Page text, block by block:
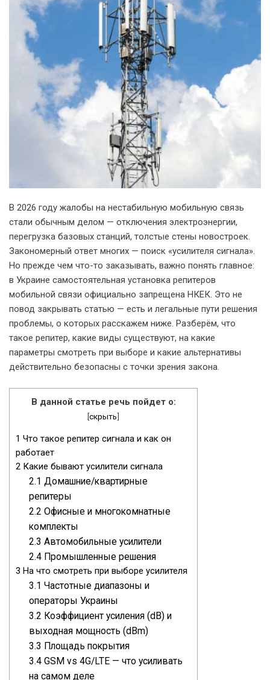
В 2026 году жалобы на нестабильную мобильную связь
стали обычным делом — отключения электроэнергии,
перегрузка базовых станций, толстые стены новостроек.
Закономерный ответ многих — поиск «усилителя сигнала».
Но прежде чем что-то заказывать, важно понять главное:
в Украине самостоятельная установка репитеров
мобильной связи официально запрещена НКЕК. Это не
повод закрывать статью — есть и легальные пути решения
проблемы, о которых расскажем ниже. Разберём, что
такое репитер, какие виды существуют, на какие
параметры смотреть при выборе и какие альтернативы
действительно безопасны с точки зрения закона.
В данной статье речь пойдет о:
[скрыть]
1 Что такое репитер сигнала и как он
работает
2 Какие бывают усилители сигнала
2.1 Домашние/квартирные
репитеры
2.2 Офисные и многокомнатные
комплекты
2.3 Автомобильные усилители
2.4 Промышленные решения
3 На что смотреть при выборе усилителя
3.1 Частотные диапазоны и
операторы Украины
3.2 Коэффициент усиления (dB) и
выходная мощность (dBm)
3.3 Площадь покрытия
3.4 GSM vs 4G/LTE — что усиливать
на самом деле